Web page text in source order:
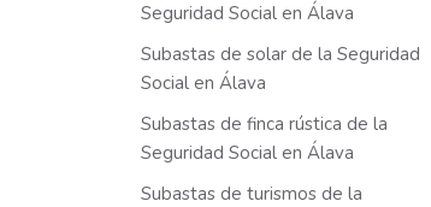
Seguridad Social en Álava
Subastas de solar de la Seguridad
Social en Álava
Subastas de finca rústica de la
Seguridad Social en Álava
Subastas de turismos de la